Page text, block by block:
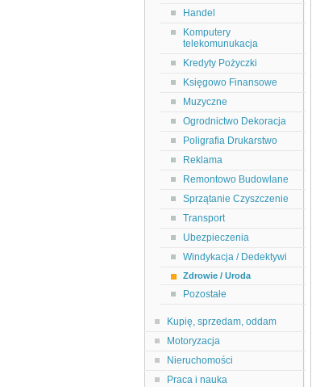
Handel
Komputery
telekomunukacja
Kredyty Pożyczki
Księgowo Finansowe
Muzyczne
Ogrodnictwo Dekoracja
Poligrafia Drukarstwo
Reklama
Remontowo Budowlane
Sprzątanie Czyszczenie
Transport
Ubezpieczenia
Windykacja / Dedektywi
Zdrowie / Uroda
Pozostałe
Kupię, sprzedam, oddam
Motoryzacja
Nieruchomości
Praca i nauka